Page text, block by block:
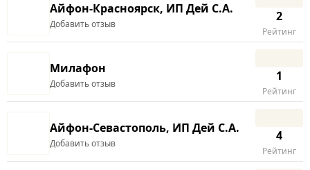
Айфон-Красноярск, ИП Дей С.А.
Добавить отзыв
2
Рейтинг
Милафон
Добавить отзыв
1
Рейтинг
Айфон-Севастополь, ИП Дей С.А.
Добавить отзыв
4
Рейтинг